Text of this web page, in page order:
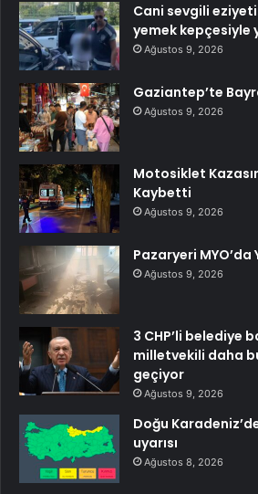
Cani sevgili
yemek kepçesiyle
Ağustos 9, 2026
Gaziantep’te
Ağustos 9, 2026
Motosiklet
Kaybetti
Ağustos 9, 2026
Pazaryeri MYO’da
Ağustos 9, 2026
3 CHP’li belediye
milletvekili daha
geçiyor
Ağustos 9, 2026
Doğu
uyarısı
Ağustos 8, 2026